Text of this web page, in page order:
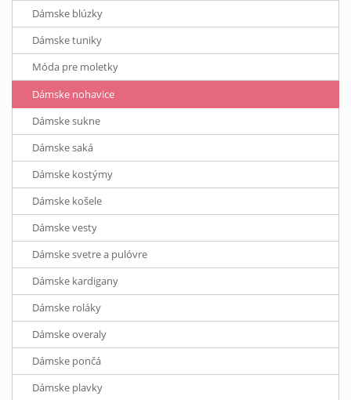
Dámske blúzky
Dámske tuniky
Móda pre moletky
Dámske nohavice
Dámske sukne
Dámske saká
Dámske kostýmy
Dámske košele
Dámske vesty
Dámske svetre a pulóvre
Dámske kardigany
Dámske roláky
Dámske overaly
Dámske pončá
Dámske plavky